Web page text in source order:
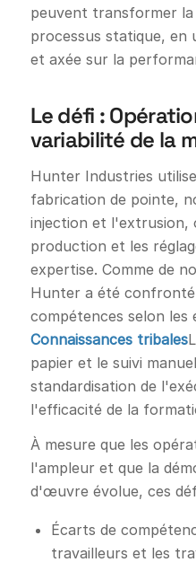
peuvent transformer
processus statique, en
et axée sur la
Le défi :
variabilité de la
Hunter Industries
fabrication de pointe,
injection et l'extrusion,
production et les
expertise. Comme de
Hunter a été confronté
compétences selon les
Connaissances tribales
papier et le suivi
standardisation de
l'efficacité de la
À mesure que les
l'ampleur et que la
d'œuvre évolue, ces
Écarts de
travailleurs et les